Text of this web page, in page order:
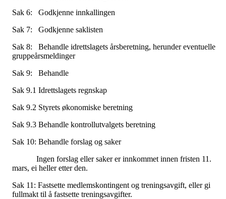
Sak 6: Godkjenne innkallingen
Sak 7: Godkjenne saklisten
Sak 8: Behandle idrettslagets årsberetning, herunder eventuelle
gruppeårsmeldinger
Sak 9: Behandle
Sak 9.1 Idrettslagets regnskap
Sak 9.2 Styrets økonomiske beretning
Sak 9.3 Behandle kontrollutvalgets beretning
Sak 10: Behandle forslag og saker
Ingen forslag eller saker er innkommet innen fristen 11.
mars, ei heller etter den.
Sak 11: Fastsette medlemskontingent og treningsavgift, eller gi
fullmakt til å fastsette treningsavgifter.